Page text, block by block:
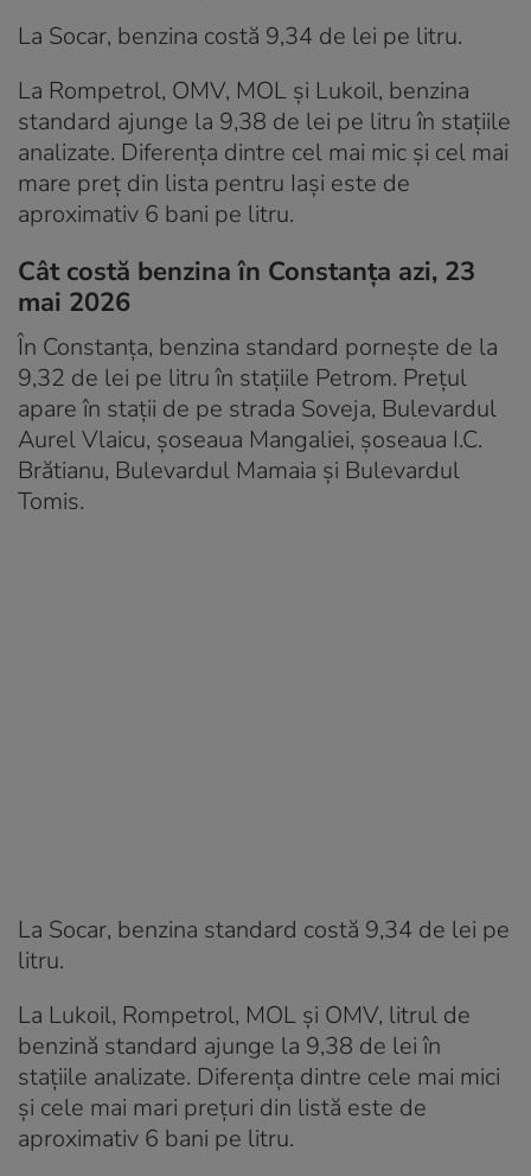
La Socar, benzina costă 9,34 de lei pe litru.
La Rompetrol, OMV, MOL și Lukoil, benzina
standard ajunge la 9,38 de lei pe litru în stațiile
analizate. Diferența dintre cel mai mic și cel mai
mare preț din lista pentru Iași este de
aproximativ 6 bani pe litru.
Cât costă benzina în Constanța azi, 23
mai 2026
În Constanța, benzina standard pornește de la
9,32 de lei pe litru în stațiile Petrom. Prețul
apare în stații de pe strada Soveja, Bulevardul
Aurel Vlaicu, șoseaua Mangaliei, șoseaua I.C.
Brătianu, Bulevardul Mamaia și Bulevardul
Tomis.
La Socar, benzina standard costă 9,34 de lei pe
litru.
La Lukoil, Rompetrol, MOL și OMV, litrul de
benzină standard ajunge la 9,38 de lei în
stațiile analizate. Diferența dintre cele mai mici
și cele mai mari prețuri din listă este de
aproximativ 6 bani pe litru.